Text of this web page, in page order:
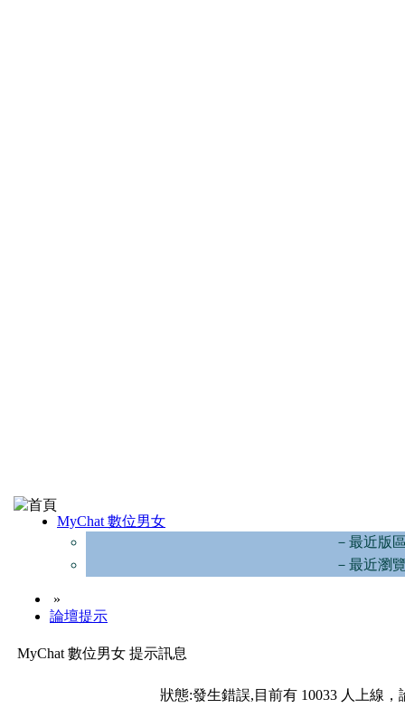
MyChat 數位男女
－最近版
－最近瀏
»
論壇提示
MyChat 數位男女 提示訊息
狀態:發生錯誤,目前有 10033 人上線